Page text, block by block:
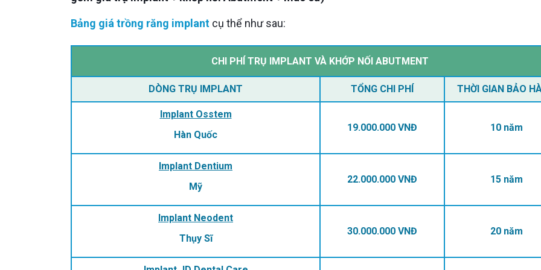
Bảng giá trồng răng implant cụ thể như sau:
CHI PHÍ TRỤ IMPLANT VÀ KHỚP NỐI ABUTMENT
DÒNG TRỤ IMPLANT TỔNG CHI PHÍ THỜI GIAN BẢO
Implant Osstem
Hàn Quốc
19.000.000 VNĐ 10 năm
Implant Dentium
Mỹ
22.000.000 VNĐ 15 năm
Implant Neodent
Thụy Sĩ
30.000.000 VNĐ 20 năm